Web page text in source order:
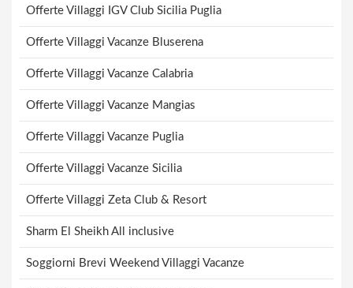
Offerte Villaggi IGV Club Sicilia Puglia
Offerte Villaggi Vacanze Bluserena
Offerte Villaggi Vacanze Calabria
Offerte Villaggi Vacanze Mangias
Offerte Villaggi Vacanze Puglia
Offerte Villaggi Vacanze Sicilia
Offerte Villaggi Zeta Club & Resort
Sharm El Sheikh All inclusive
Soggiorni Brevi Weekend Villaggi Vacanze